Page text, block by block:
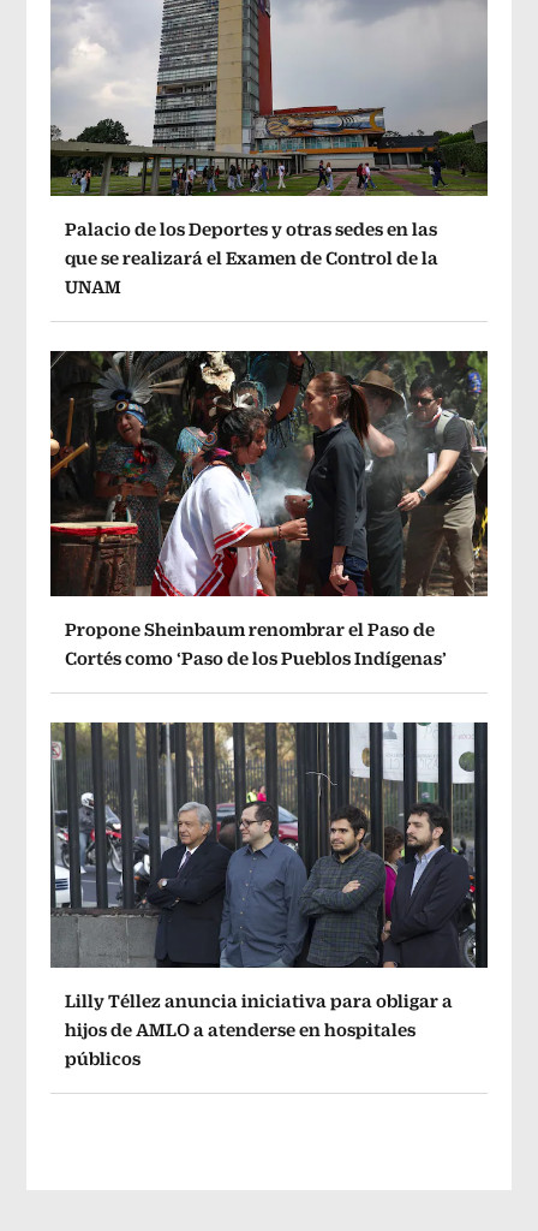
Palacio de los Deportes y otras sedes en las
que se realizará el Examen de Control de la
UNAM
Propone Sheinbaum renombrar el Paso de
Cortés como ‘Paso de los Pueblos Indígenas’
Lilly Téllez anuncia iniciativa para obligar a
hijos de AMLO a atenderse en hospitales
públicos